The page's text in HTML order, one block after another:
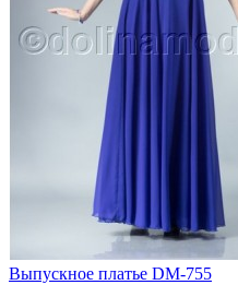
Выпускное платье DM-755